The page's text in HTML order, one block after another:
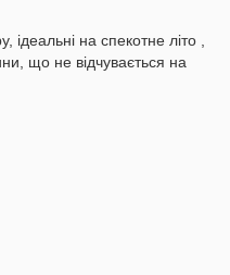
ідеальні на спекотне літо ,
що не відчувається на